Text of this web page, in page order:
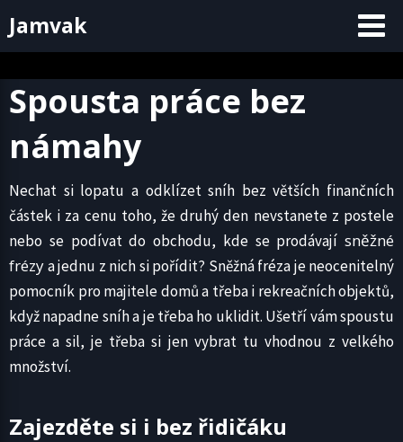
toJamvak
Spousta práce bez
námahy
Nechat si lopatu a odklízet sníh bez větších finančních
částek i za cenu toho, že druhý den nevstanete z postele
nebo se podívat do obchodu, kde se prodávají sněžné
frézya jednu z nich si pořídit? Sněžná fréza je neocenitelný
pomocník pro majitele domů a třeba i rekreačních objektů,
když napadne sníh a je třeba ho uklidit. Ušetří vám spoustu
práce a sil, je třeba si jen vybrat tu vhodnou z velkého
množství.
Zajezděte si i bez řidičáku